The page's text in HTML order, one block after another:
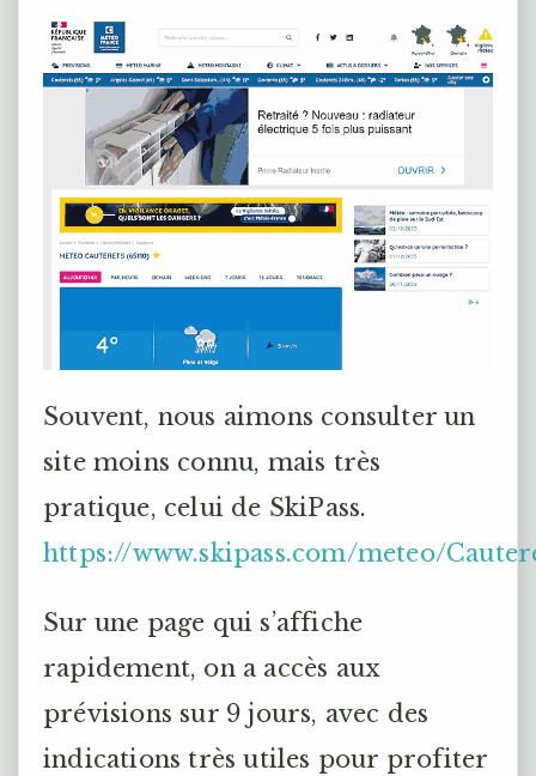
Souvent, nous aimons consulter un
site moins connu, mais très
pratique, celui de SkiPass.
https://www.skipass.com/meteo/
Sur une page qui s’affiche
rapidement, on a accès aux
prévisions sur 9 jours, avec des
indications très utiles pour profiter